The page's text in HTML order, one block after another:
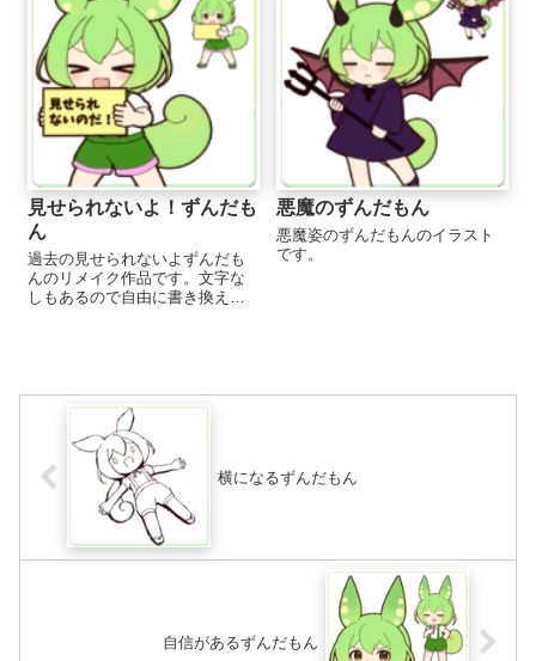
見せられないよ！ずんだも
ん
過去の見せられないよずんだも
んのリメイク作品です。文字な
しもあるので自由に書き換え可
悪魔のずんだもん
悪魔姿のずんだもんのイラスト
です。
横になるずんだもん
自信があるずんだもん